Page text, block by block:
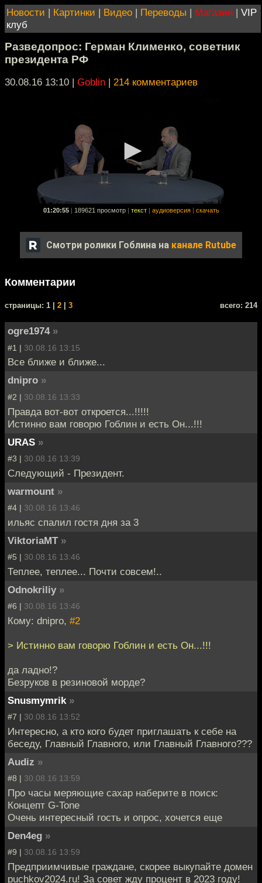
Новости | Картинки | Видео | Переводы | Магазин | VIP
клуб
Разведопрос: Герман Клименко, советник
президента РФ
30.08.16 13:10 | Goblin | 214 комментариев
01:20:55 189621 просмотр текст аудиоверсия скачать
Смотри ролики Гоблина на канале Rutube
Комментарии
cтраницы: 1 | 2 3 всего: 214
ogre1974 »
#1 | 30.08.16 13:15
Все ближе и ближе...
dnipro »
#2 | 30.08.16 13:33
Правда вот-вот откроется...!!!!!
Истинно вам говорю Гоблин и есть Он...!!!
URAS »
#3 | 30.08.16 13:39
Следующий - Президент.
warmount »
#4 | 30.08.16 13:46
ильяс спалил гостя дня за 3
ViktoriaMT »
#5 | 30.08.16 13:46
Теплее, теплее... Почти совсем!..
Odnokriliy »
#6 | 30.08.16 13:46
Кому: dnipro, #2
> Истинно вам говорю Гоблин и есть Он...!!!
да ладно!?
Безруков в резиновой морде?
Snusmymrik »
#7 | 30.08.16 13:52
Интересно, а кто кого будет приглашать к себе на
беседу, Главный Главного, или Главный Главного???
Audiz »
#8 | 30.08.16 13:59
Про часы меряющие сахар наберите в поиск:
Концепт G-Tone
Очень интересный гость и опрос, хочется еще
Den4eg »
#9 | 30.08.16 13:59
Предприимчивые граждане, скорее выкупайте домен
puchkov2024.ru! За совет жду процент в 2023 году!